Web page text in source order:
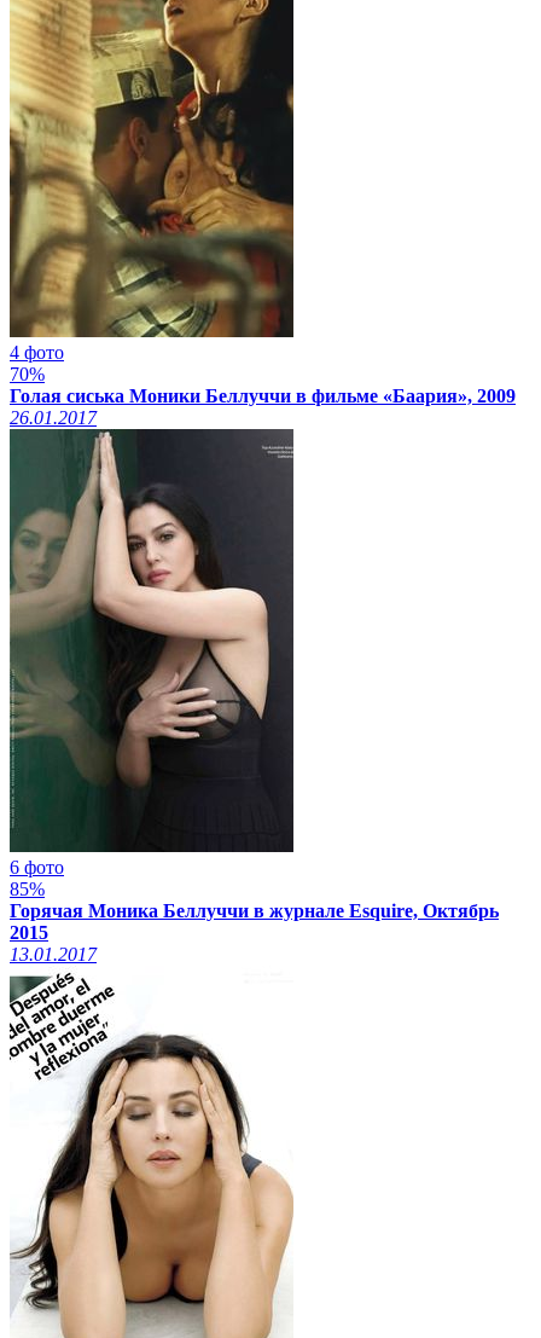
4 фото
70%
Голая сиська Моники Беллуччи в фильме «Баария», 2009
26.01.2017
6 фото
85%
Горячая Моника Беллуччи в журнале Esquire, Октябрь
2015
13.01.2017